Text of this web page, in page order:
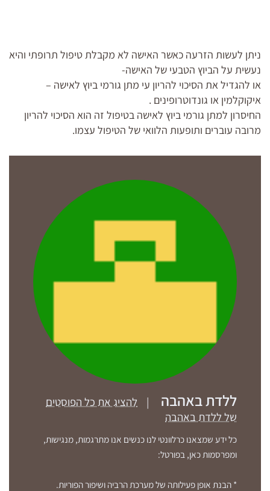
ניתן לעשות הזרעה כאשר האישה לא מקבלת טיפול תרופתי והיא
נעשית על הביוץ הטבעי של האישה-
או להגדיל את הסיכוי להריון עי מתן גורמי ביוץ לאישה –
איקוקלמין או גונדוטרופינים .
החיסרון למתן גורמי ביוץ לאישה בטיפול זה הוא הסיכוי להריון
מרובה עוברים ותופעות הלוואי של הטיפול עצמו.
ללדת באהבה |
להציג את כל הפוסטים
של ללדת באהבה
כל ידע שמצאנו כרלוונטי לנו כנשים אנו מתרגמות, מנגישות,
ומפרסמות כאן, בפורטל:
* הבנת אופן פעילותה של מערכת הרביה ושיפור הפוריות.